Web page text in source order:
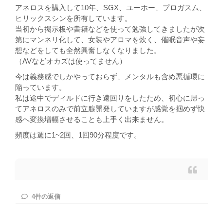
アネロスを購入して10年、SGX、ユーホー、プロガスム、
ヒリックスシンを所有しています。
当初から掲示板や書籍などを使って勉強してきましたが次
第にマンネリ化して、女装やアロマを炊く、催眠音声や妄
想などをしても全然興奮しなくなりました。
（AVなどオカズは使ってません）
今は義務感でしかやっておらず、メンタルも含め悪循環に
陥っています。
私は途中でディルドに行き遠回りをしたため、初心に帰っ
てアネロスのみで前立腺開発していますが感覚を掴めず快
感へ変換増幅させることも上手く出来ません。
頻度は週に1~2回、1回90分程度です。
4件の返信